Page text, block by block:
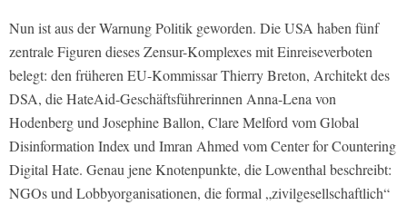
Nun ist aus der Warnung Politik geworden. Die USA haben fünf
zentrale Figuren dieses Zensur-Komplexes mit Einreiseverboten
belegt: den früheren EU-Kommissar Thierry Breton, Architekt des
DSA, die HateAid-Geschäftsführerinnen Anna-Lena von
Hodenberg und Josephine Ballon, Clare Melford vom Global
Disinformation Index und Imran Ahmed vom Center for Countering
Digital Hate. Genau jene Knotenpunkte, die Lowenthal beschreibt:
NGOs und Lobbyorganisationen, die formal „zivilgesellschaftlich“